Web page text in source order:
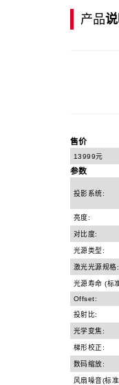
产品
售价
13999元
参数
投影系统:
亮度:
对比度:
光源类型:
激光光源规格:
光源寿命 (标
Offset:
投射比:
光学变焦:
梯形校正:
数码缩放:
风扇噪音(标